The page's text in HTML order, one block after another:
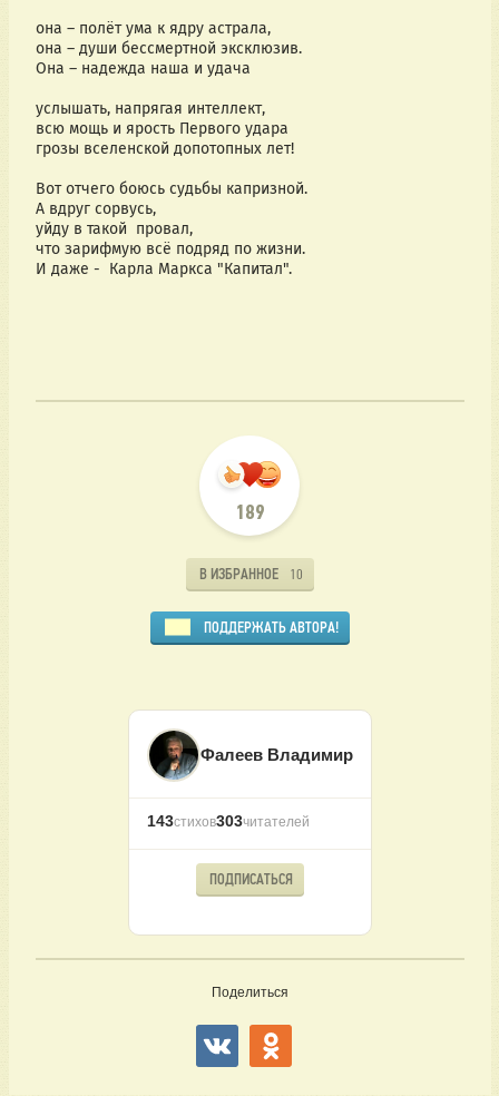
она – полёт ума к ядру астрала,
она – души бессмертной эксклюзив.
Она – надежда наша и удача
услышать, напрягая интеллект,
всю мощь и ярость Первого удара
грозы вселенской допотопных лет!
Вот отчего боюсь судьбы капризной.
А вдруг сорвусь,
уйду в такой  провал,
что зарифмую всё подряд по жизни.
И даже -  Карла Маркса "Капитал".
189
В ИЗБРАННОЕ 10
ПОДДЕРЖАТЬ АВТОРА!
Фалеев Владимир
143стихов303читателей
ПОДПИСАТЬСЯ
Поделиться